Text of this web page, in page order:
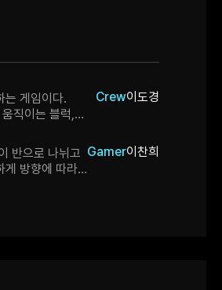
는 게임이다.
직이는 블럭,
Crew이도경
게 방향에 따라
Gamer이찬희